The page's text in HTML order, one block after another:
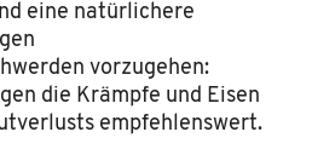
eine natürlichere
vorzugehen:
die Krämpfe und Eisen
empfehlenswert.